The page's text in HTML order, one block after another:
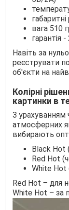
вага 510
гарантія
Навіть за
реєструвати
об'єкти на
Колірні
картинки в
З урахуванням
атмосферних
вибирають
Black Hot
Red Hot
White Hot
Red Hot – для
White Hot – за